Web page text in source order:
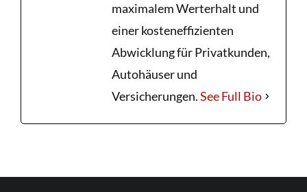
maximalem Werterhalt und
einer kosteneffizienten
Abwicklung für Privatkunden,
Autohäuser und
Versicherungen.See Full Bio